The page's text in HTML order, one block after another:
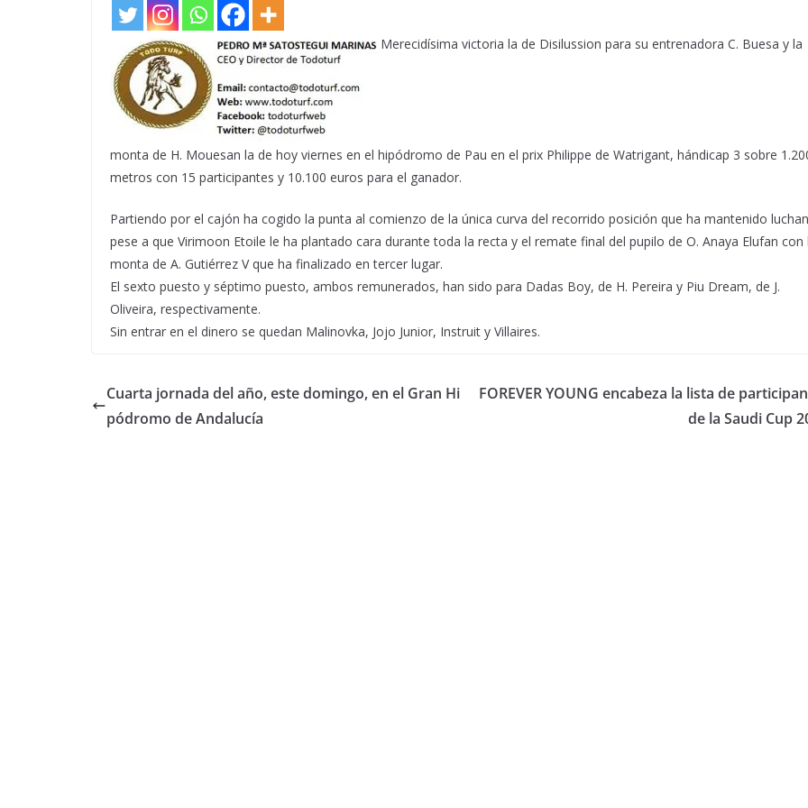
Merecidísima victoria la de Disilussion para su entrenadora C. Buesa y la
monta de H. Mouesan la de hoy viernes en el hipódromo de Pau en el prix Philippe de Watrigant, hándicap 3 sobre
metros con 15 participantes y 10.100 euros para el ganador.
Partiendo por el cajón ha cogido la punta al comienzo de la única curva del recorrido posición que ha mantenido
pese a que Virimoon Etoile le ha plantado cara durante toda la recta y el remate final del pupilo de O. Anaya Elufan con
monta de A. Gutiérrez V que ha finalizado en tercer lugar.
El sexto puesto y séptimo puesto, ambos remunerados, han sido para Dadas Boy, de H. Pereira y Piu Dream, de J.
Oliveira, respectivamente.
Sin entrar en el dinero se quedan Malinovka, Jojo Junior, Instruit y Villaires.
Cuarta jornada del año, este domingo, en el Gran Hi
pódromo de Andalucía
FOREVER YOUNG encabeza la lista de
de la Saudi Cup